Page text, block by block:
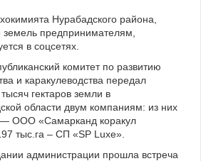
Нурабадского района,
предпринимателям,
в соцсетях.
комитет по развитию
и каракулеводства передал
гектаров земли в
области двум компаниям: из них
— ООО «Самарканд коракул
тыс.га – СП «SP Luxe».
администрации прошла встреча